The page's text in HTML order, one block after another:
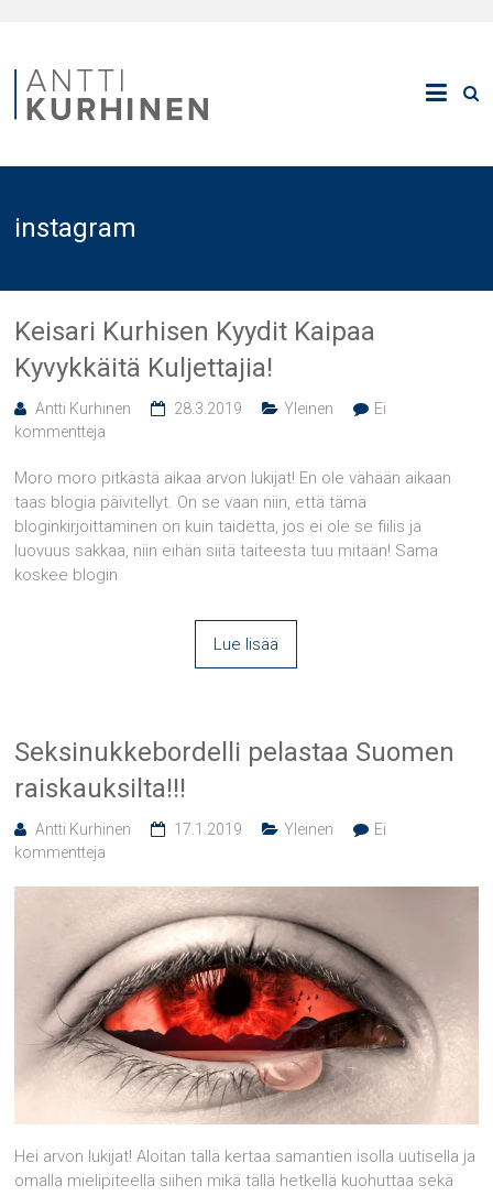
instagram
Keisari Kurhisen Kyydit Kaipaa
Kyvykkäitä Kuljettajia!
Antti Kurhinen 28.3.2019 Yleinen
Ei
kommentteja
Moro moro pitkästä aikaa arvon lukijat! En ole vähään aikaan
taas blogia päivitellyt. On se vaan niin, että tämä
bloginkirjoittaminen on kuin taidetta, jos ei ole se fiilis ja
luovuus sakkaa, niin eihän siitä taiteesta tuu mitään! Sama
koskee blogin
Lue lisää
Seksinukkebordelli pelastaa Suomen
raiskauksilta!!!
Antti Kurhinen 17.1.2019 Yleinen
Ei
kommentteja
Hei arvon lukijat! Aloitan tällä kertaa samantien isolla uutisella ja
omalla mielipiteellä siihen mikä tällä hetkellä kuohuttaa sekä